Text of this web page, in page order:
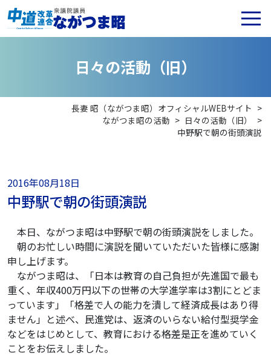
日々の活動 （旧）
長妻 昭（ながつま昭）オフィシャルWEBサイト >
ながつま昭の活動 > 日々の活動（旧）
>
中野駅で朝の街頭演説
2016年08月18日
中野駅で朝の街頭演説
本日、ながつま昭は中野駅で朝の街頭演説をしました。
朝のお忙しい時間に演説を聞いていただいた皆様に感謝
申し上げます。
ながつま昭は、「日本は教育の自己負担が先進国で最も
重く、年収400万円以下の世帯の大学進学率は3割にとどま
っています」「格差で人の能力を潰して経済成長はあり得
ません」と述べ、民進党は、返済のいらない給付型奨学金
などをはじめとして、教育における格差是正を進めていく
ことをお伝えしました。